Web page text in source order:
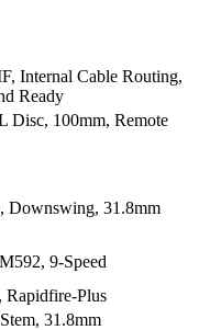
Internal Cable Routing,
Ready
Disc, 100mm, Remote
Downswing, 31.8mm
9-Speed
Rapidfire-Plus
31.8mm